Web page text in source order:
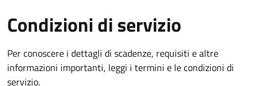
Condizioni di servizio
Per conoscere i dettagli di scadenze, requisiti e altre
informazioni importanti, leggi i termini e le condizioni di
servizio.